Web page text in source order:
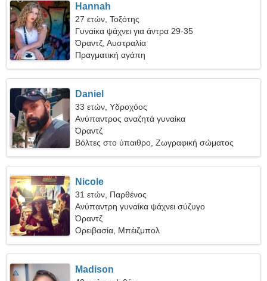
Hannah
27 ετών, Τοξότης
Γυναίκα ψάχνει για άντρα 29-35
Όραντζ, Αυστραλία
Πραγματική αγάπη
Daniel
33 ετών, Υδροχόος
Ανύπαντρος αναζητά γυναίκα
Όραντζ
Βόλτες στο ύπαιθρο, Ζωγραφική σώματος
Nicole
31 ετών, Παρθένος
Ανύπαντρη γυναίκα ψάχνει σύζυγο
Όραντζ
Ορειβασία, Μπέιζμπολ
Madison